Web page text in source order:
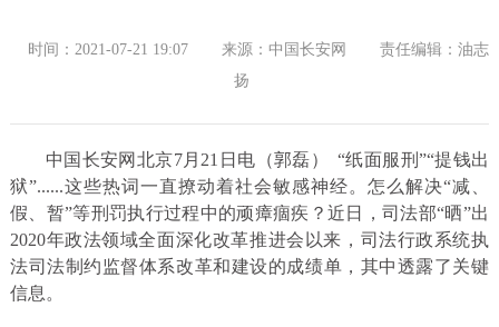
时间：2021-07-21 19:07 来源：中国长安网
责任编辑：油志
扬
中国长安网北京7月21日电（郭磊） “纸面服刑”“提钱出
狱”......这些热词一直撩动着社会敏感神经。怎么解决“减、
假、暂”等刑罚执行过程中的顽瘴痼疾？近日，司法部“晒”出
2020年政法领域全面深化改革推进会以来，司法行政系统执
法司法制约监督体系改革和建设的成绩单，其中透露了关键
信息。